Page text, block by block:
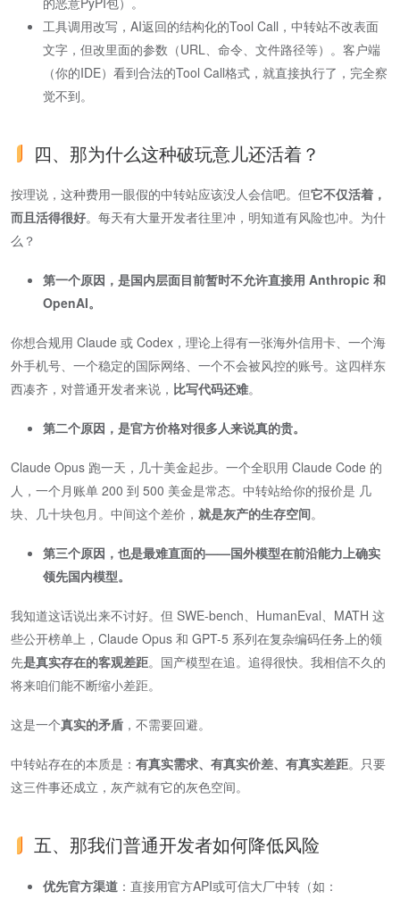
工具调用改写，AI返回的结构化的Tool Call，中转站不改表面
文字，但改里面的参数（URL、命令、文件路径等）。客户端
（你的IDE）看到合法的Tool Call格式，就直接执行了，完全察
觉不到。
四、那为什么这种破玩意儿还活着？
按理说，这种费用一眼假的中转站应该没人会信吧。但​它不仅活着，
而且活得很好​。每天有大量开发者往里冲，明知道有风险也冲。为什
么？
第一个原因，是国内层面目前暂时不允许直接用 Anthropic 和
OpenAI。
你想合规用 Claude 或 Codex，理论上得有一张海外信用卡、一个海
外手机号、一个稳定的国际网络、一个不会被风控的账号。这四样东
西凑齐，对普通开发者来说，​ 比写代码还难​。
第二个原因，是官方价格对很多人来说真的贵。
Claude Opus 跑一天，几十美金起步。一个全职用 Claude Code 的
人，一个月账单 200 到 500 美金是常态。中转站给你的报价是 几
块、几十块包月。中间这个差价，​ 就是灰产的生存空间​。
第三个原因，也是最难直面的——国外模型在前沿能力上确实
领先国内模型。
我知道这话说出来不讨好。但 SWE-bench、HumanEval、MATH 这
些公开榜单上，Claude Opus 和 GPT-5 系列在复杂编码任务上的领
先​是真实存在的客观差距​。国产模型在追。追得很快。我相信不久的
将来咱们能不断缩小差距。
这是一个​真实的矛盾 ​，不需要回避。
中转站存在的本质是：​ 有真实需求、有真实价差、有真实差距​。只要
这三件事还成立，灰产就有它的灰色空间。
五、那我们普通开发者如何降低风险
优先官方渠道 ​：直接用官方API或可信大厂中转（如：